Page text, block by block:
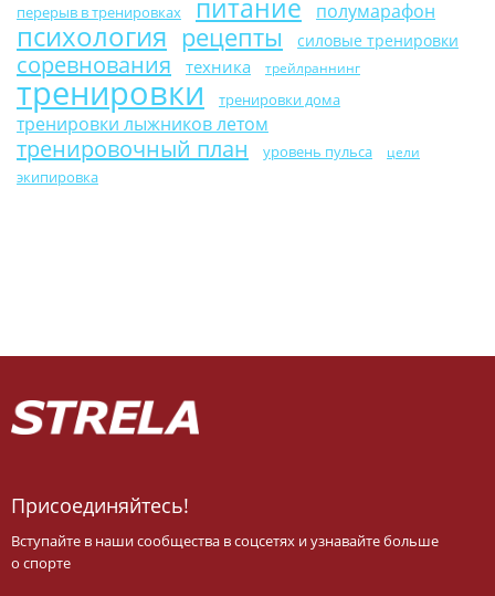
перерыв в тренировках питание полумарафон
психология рецепты силовые тренировки
соревнования техника трейлраннинг
тренировки тренировки дома
тренировки лыжников летом
тренировочный план уровень пульса цели
экипировка
Присоединяйтесь!
Вступайте в наши сообщества в соцсетях и узнавайте больше
о спорте